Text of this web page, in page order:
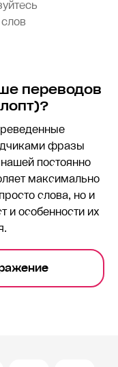
переводов
фразы
постоянно
максимально
слова, но и
и особенности их